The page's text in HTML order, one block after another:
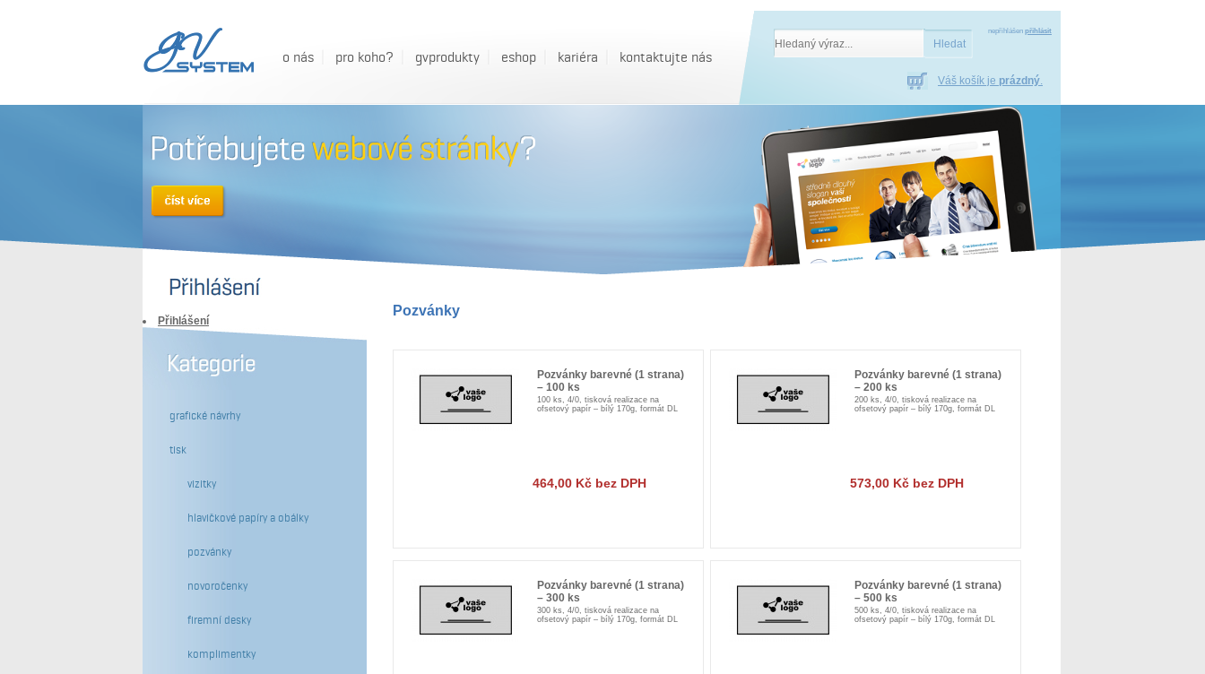
o nás pro koho? gvprodukty eshop kariéra kontaktujte nás
Váš košík je prázdný.
nepřihlášen přihlásit
Pozvánky
Pozvánky barevné (1 strana)
– 100 ks
100 ks, 4/0, tisková realizace na
ofsetový papír – bílý 170g, formát DL
464,00 Kč bez DPH
Pozvánky barevné (1 strana)
– 200 ks
200 ks, 4/0, tisková realizace na
ofsetový papír – bílý 170g, formát DL
573,00 Kč bez DPH
Pozvánky barevné (1 strana)
– 300 ks
300 ks, 4/0, tisková realizace na
ofsetový papír – bílý 170g, formát DL
Pozvánky barevné (1 strana)
– 500 ks
500 ks, 4/0, tisková realizace na
ofsetový papír – bílý 170g, formát DL
Přihlášení
grafické návrhy
tisk
vizitky
hlavičkové papíry a obálky
pozvánky
novoročenky
firemní desky
komplimentky